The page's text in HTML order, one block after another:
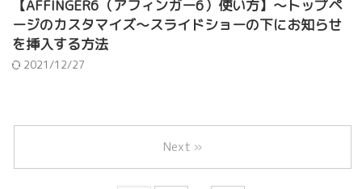
【AFFINGER6（アフィンガー6）使い方】〜トップペ
ージのカスタマイズ〜スライドショーの下にお知らせ
を挿入する方法
2021/12/27
Next »